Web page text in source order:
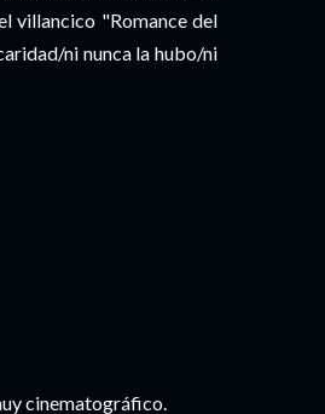
villancico "Romance del
ni nunca la hubo/ni
cinematográfico.